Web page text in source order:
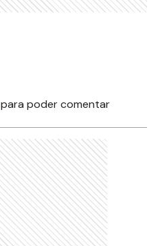
para poder comentar